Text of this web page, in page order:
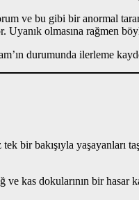
ve bu gibi bir anormal
Uyanık olmasına rağmen
durumunda ilerleme
bir bakışıyla yaşayanları
kas dokularının bir hasar